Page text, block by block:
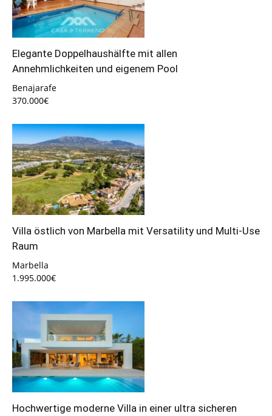
Elegante Doppelhaushälfte mit allen
Annehmlichkeiten und eigenem Pool
Benajarafe
370.000€
Villa östlich von Marbella mit Versatility und Multi-Use
Raum
Marbella
1.995.000€
Hochwertige moderne Villa in einer ultra sicheren